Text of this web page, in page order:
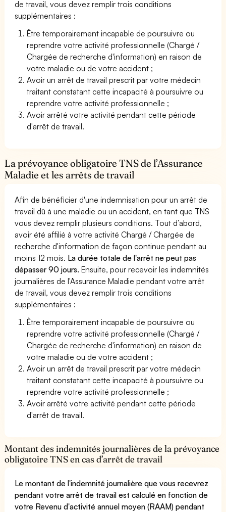
de travail, vous devez remplir trois conditions
supplémentaires :
Être temporairement incapable de poursuivre ou
reprendre votre activité professionnelle (Chargé /
Chargée de recherche d'information) en raison de
votre maladie ou de votre accident ;
Avoir un arrêt de travail prescrit par votre médecin
traitant constatant cette incapacité à poursuivre ou
reprendre votre activité professionnelle ;
Avoir arrêté votre activité pendant cette période
d'arrêt de travail.
La prévoyance obligatoire TNS de l’Assurance
Maladie et les arrêts de travail
Afin de bénéficier d'une indemnisation pour un arrêt de
travail dû à une maladie ou un accident, en tant que TNS
vous devez remplir plusieurs conditions. Tout d’abord,
avoir été affilié à votre activité Chargé / Chargée de
recherche d'information de façon continue pendant au
moins 12 mois. La durée totale de l'arrêt ne peut pas
dépasser 90 jours. Ensuite, pour recevoir les indemnités
journalières de l'Assurance Maladie pendant votre arrêt
de travail, vous devez remplir trois conditions
supplémentaires :
Être temporairement incapable de poursuivre ou
reprendre votre activité professionnelle (Chargé /
Chargée de recherche d'information) en raison de
votre maladie ou de votre accident ;
Avoir un arrêt de travail prescrit par votre médecin
traitant constatant cette incapacité à poursuivre ou
reprendre votre activité professionnelle ;
Avoir arrêté votre activité pendant cette période
d'arrêt de travail.
Montant des indemnités journalières de la prévoyance
obligatoire TNS en cas d’arrêt de travail
Le montant de l'indemnité journalière que vous recevrez
pendant votre arrêt de travail est calculé en fonction de
votre Revenu d'activité annuel moyen (RAAM) pendant